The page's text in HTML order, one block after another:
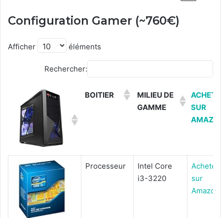
Configuration Gamer (~760€)
Afficher éléments
Rechercher:
BOITIER
MILIEU DE
GAMME
SUR
Processeur
Intel Core
i3-3220
Acheter
sur
Amazon